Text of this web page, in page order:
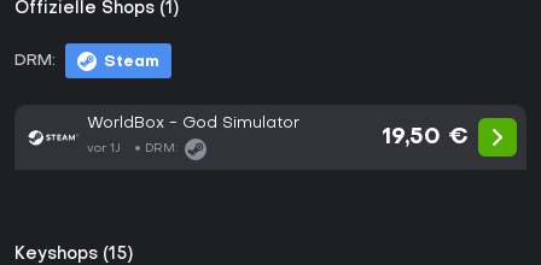
Offizielle Shops (1)
DRM: Steam
WorldBox - God Simulator
vor 1J DRM:
19,50 €
Keyshops (15)